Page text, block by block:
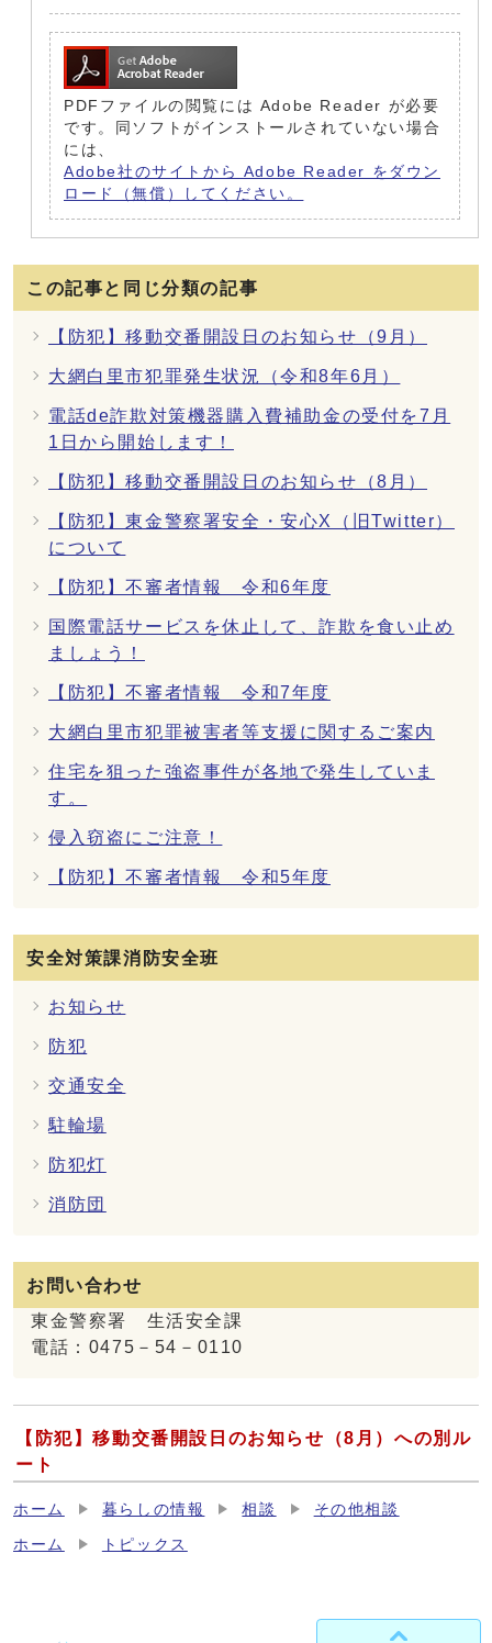
PDFファイルの閲覧には Adobe Reader が必要
です。同ソフトがインストールされていない場合
には、
Adobe社のサイトから Adobe Reader をダウン
ロード（無償）してください。
この記事と同じ分類の記事
【防犯】移動交番開設日のお知らせ（9月）
大網白里市犯罪発生状況（令和8年6月）
電話de詐欺対策機器購入費補助金の受付を7月
1日から開始します！
【防犯】移動交番開設日のお知らせ（8月）
【防犯】東金警察署安全・安心X（旧Twitter）
について
【防犯】不審者情報 令和6年度
国際電話サービスを休止して、詐欺を食い止め
ましょう！
【防犯】不審者情報 令和7年度
大網白里市犯罪被害者等支援に関するご案内
住宅を狙った強盗事件が各地で発生していま
す。
侵入窃盗にご注意！
【防犯】不審者情報 令和5年度
安全対策課消防安全班
お知らせ
防犯
交通安全
駐輪場
防犯灯
消防団
お問い合わせ
東金警察署 生活安全課
電話：0475－54－0110
【防犯】移動交番開設日のお知らせ（8月）への別ル
ート
ホーム 暮らしの情報 相談 その他相談
ホーム トピックス